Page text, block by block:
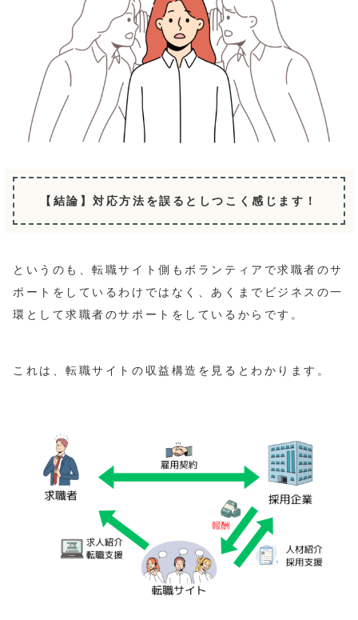
【結論】対応方法を誤るとしつこく感じます！
というのも、転職サイト側もボランティアで求職者のサ
ポートをしているわけではなく、あくまでビジネスの一
環として求職者のサポートをしているからです。
これは、転職サイトの収益構造を見るとわかります。